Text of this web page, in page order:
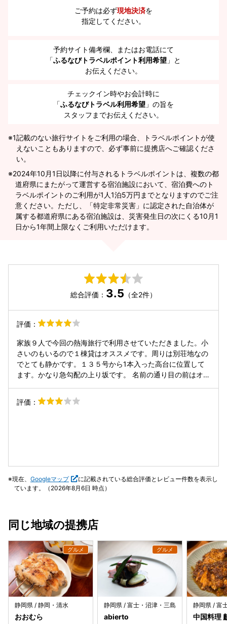
ご予約は必ず現地決済を
指定してください。
予約サイト備考欄、またはお電話にて
「ふるなびトラベルポイント利用希望 」と
お伝えください。
チェックイン時やお会計時に
「ふるなびトラベル利用希望 」の旨を
スタッフまでお伝えください。
※1記載のない旅行サイトをご利用の場合、トラベルポイントが使
えないこともありますので、必ず事前に提携店へご確認くださ
い。
2024年10月1日以降に付与されるトラベルポイントは、複数の都
道府県にまたがって運営する宿泊施設において、宿泊費へのト
ラベルポイントのご利用が1人1泊5万円までとなりますのでご注
意ください。ただし、「特定非常災害」に認定された自治体が
属する都道府県にある宿泊施設は、災害発生日の次にくる10月1
日から1年間上限なくご利用いただけます。
総合評価： 3.5 （全2件）
評価：
家族９人で今回の熱海旅行で利用させていただきました。小
さいのもいるので１棟貸はオススメです。周りは別荘地なの
でとても静かです。１３５号から1本入った高台に位置して
ます。かなり急勾配の上り坂です。 名前の通り目の前はオー
れていて綺麗でした。特になにかって言うこともなく、ヴィ
ラって感じの一軒家です。景色は間違いないので、そうゆう
材、調味料は持ち込むか近くで買うかですね。マックスバリ
ュで色々揃います。食器などは一通り揃ってますが、終わっ
の巣は至る所に笑 夜は電気に羽アリが寄ってきて、とんでも
子供は大興奮でした。 カナブン、ヤモリ、セミなど自然と触
れ合えたのかなぁ。ここの場所柄なのか夕暮れ前くらいから
赤とんぼが数え切れないくらい飛んでましたね。虫に関して
は仕方ない部分でもあるの で、ご参考までに。室内から
BBQ場所まで気持〜ち距離あります笑。 ２階も結構広かっ
たです。 基本ベッドとかはなく各自、布団を敷きます。車１
台駐車可。複数台でも近くに停められます。ローダウン車は
停めづらいかもです。 今回の熱海旅行も良い思い出が出来ま
評価：
現在、 Googleマップ
に記載されている総合評価とレビュー件数を表示し
ています。（2026年8月6日 時点）
同じ地域の提携店
静岡県 / 静岡・清水
おおむら
静岡県 / 富士・沼津・三島
abierto
静岡県 / 富
中国料理